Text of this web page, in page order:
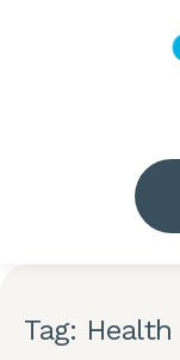
Tag: Health